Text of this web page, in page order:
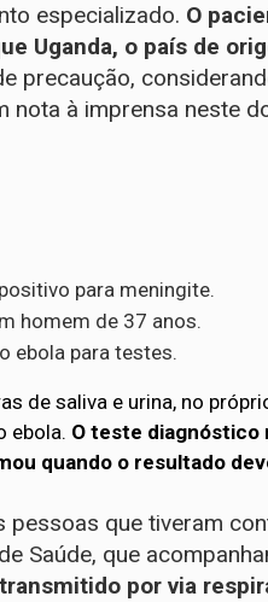
especializado. O
Uganda, o país de
precaução,
nota à imprensa neste
para meningite.
homem de 37 anos.
ebola para testes.
de saliva e urina, no
ebola. O teste diagnóstico
quando o resultado
que tiveram
Saúde, que
por via